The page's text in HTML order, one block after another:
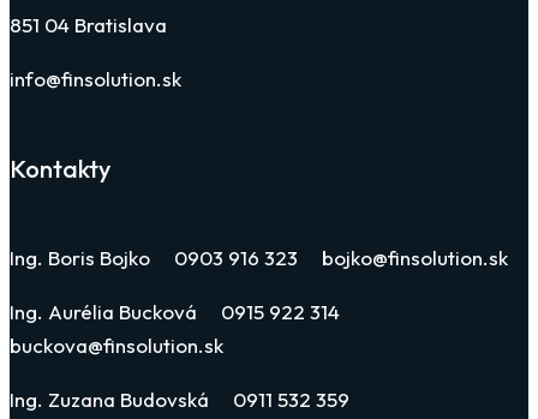
851 04 Bratislava
info@finsolution.sk
Kontakty
Ing. Boris Bojko 0903 916 323 bojko@finsolution.sk
Ing. Aurélia Bucková 0915 922 314
buckova@finsolution.sk
Ing. Zuzana Budovská 0911 532 359